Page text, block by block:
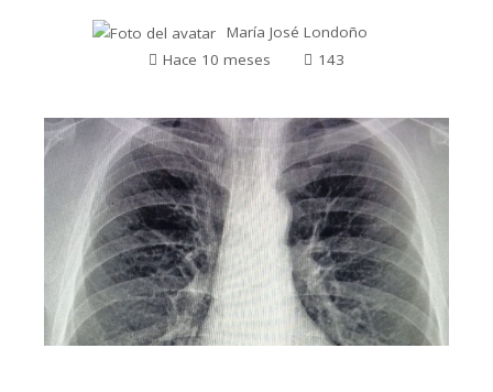
María José Londoño
Hace 10 meses
143